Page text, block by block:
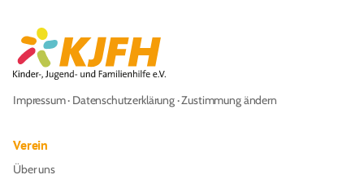
Impressum· Datenschutzerklärung·Zustimmung ändern
Verein
Über uns